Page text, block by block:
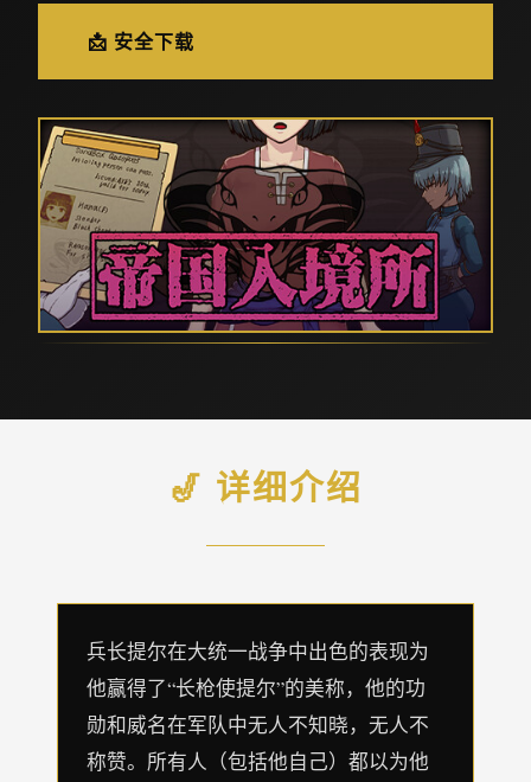
📩 安全下载
🎷 详细介绍
兵长提尔在大统一战争中出色的表现为
他赢得了“长枪使提尔”的美称，他的功
勋和威名在军队中无人不知晓，无人不
称赞。所有人（包括他自己）都以为他